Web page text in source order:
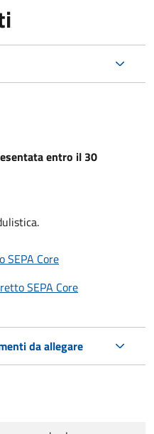
entro il 30
SEPA Core
SEPA Core
da allegare